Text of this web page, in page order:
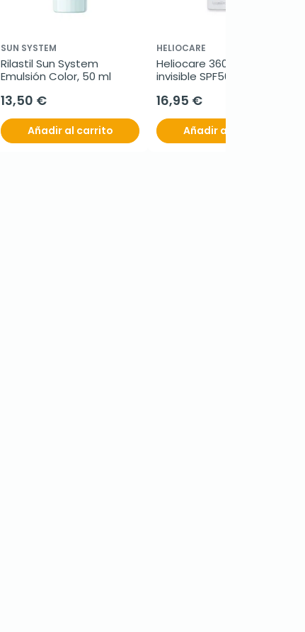
SUN SYSTEM
Rilastil Sun System
Emulsión Color, 50 ml
13,50 €
Añadir al carrito
HELIOCARE
Heliocare 360º spray
invisible SPF50+, 200 ml
16,95 €
Añadir al carrito